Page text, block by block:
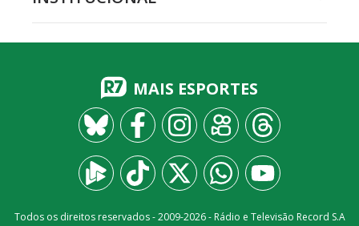
MAIS ESPORTES
Todos os direitos reservados - 2009-2026- Rádio e Televisão Record S.A